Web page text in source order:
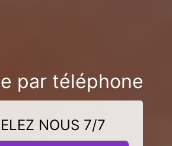
par téléphone
NOUS 7/7